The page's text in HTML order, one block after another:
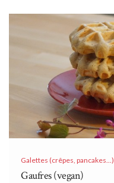
Galettes (crêpes, pancakes...)
Gaufres (vegan)